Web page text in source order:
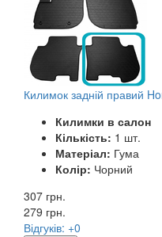
Килимок задній правий
Килимки в салон
Кількість: 1 шт.
Матеріал: Гума
Колір: Чорний
307 грн.
279 грн.
Відгуків: +0